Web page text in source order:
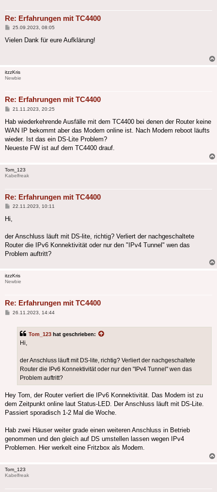
Re: Erfahrungen mit TC4400
Beitrag
25.09.2023, 08:05
Vielen Dank für eure Aufklärung!
itzzKris
Newbie
Re: Erfahrungen mit TC4400
Beitrag
21.11.2023, 20:25
Hab wiederkehrende Ausfälle mit dem TC4400 bei denen der Router keine
WAN IP bekommt aber das Modem online ist. Nach Modem reboot läufts
wieder. Ist das ein DS-Lite Problem?
Neueste FW ist auf dem TC4400 drauf.
Tom_123
Kabelfreak
Re: Erfahrungen mit TC4400
Beitrag
22.11.2023, 10:11
Hi,
der Anschluss läuft mit DS-lite, richtig? Verliert der nachgeschaltete
Router die IPv6 Konnektivität oder nur den "IPv4 Tunnel" wen das
Problem auftritt?
itzzKris
Newbie
Re: Erfahrungen mit TC4400
Beitrag
26.11.2023, 14:44
Tom_123 hat geschrieben:
Hi,
der Anschluss läuft mit DS-lite, richtig? Verliert der nachgeschaltete
Router die IPv6 Konnektivität oder nur den "IPv4 Tunnel" wen das
Problem auftritt?
Hey Tom, der Router verliert die IPv6 Konnektivität. Das Modem ist zu
dem Zeitpunkt online laut Status-LED. Der Anschluss läuft mit DS-Lite.
Passiert sporadisch 1-2 Mal die Woche.
Hab zwei Häuser weiter grade einen weiteren Anschluss in Betrieb
genommen und den gleich auf DS umstellen lassen wegen IPv4
Problemen. Hier werkelt eine Fritzbox als Modem.
Tom_123
Kabelfreak